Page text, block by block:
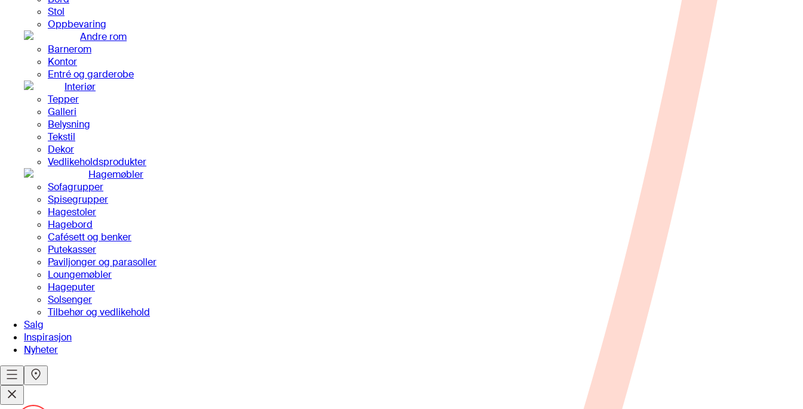
Stol
Oppbevaring
Andre rom
Barnerom
Kontor
Entré og garderobe
Interiør
Tepper
Galleri
Belysning
Tekstil
Dekor
Vedlikeholdsprodukter
Hagemøbler
Sofagrupper
Spisegrupper
Hagestoler
Hagebord
Cafésett og benker
Putekasser
Paviljonger og parasoller
Loungemøbler
Hageputer
Solsenger
Tilbehør og vedlikehold
Salg
Inspirasjon
Nyheter